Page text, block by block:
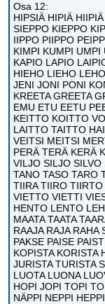
Osa 12:
HIPSIÄ HIPIÄ
SIEPPO KIEPPO
IIPPO PIIPPO
KIMPI KUMPI
KAPIO LAPIO
HIEHO LIEHO
JENI JONI PONI
KREETA GREETA
EMU ETU EETU
KEITTO KOITTO
LAITTO TAITTO
VEITSI MEITSI
PERÄ TERÄ KERÄ
VILJO SILJO SILVO
TANO TASO TARO
TIIRA TIIRO
VIETTO VIETTI
HENTO LENTO
MAATA TAATA
RAAJA RAJA RAHA
PAKSE PAISE
KOPISTA KORISTA
JURISTA TURISTA
LUOTA LUONA
HOPI JOPI TOPI
NÄPPI NEPPI